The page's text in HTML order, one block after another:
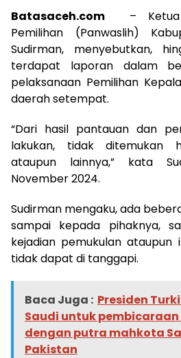
Batasaceh.com – Ketua
Pemilihan (Panwaslih)
Sudirman, menyebutkan,
terdapat laporan dalam
pelaksanaan Pemilihan
daerah setempat.
“Dari hasil pantauan dan
lakukan, tidak ditemukan
ataupun lainnya,” kata
November 2024.
Sudirman mengaku, ada
sampai kepada pihaknya,
kejadian pemukulan ataupun
tidak dapat di tanggapi.
Baca Juga : Presiden
Saudi untuk
dengan putra mahkota
Pakistan